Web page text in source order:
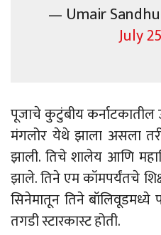
— Umair
July
पूजाचे कुटुंबीय
मंगलोर येथे झाला असला
झाली. तिचे शालेय आणि
झाले. तिने एम कॉमपर्यंतचे
सिनेमातून तिने बॉलिवूडमध्ये
तगडी स्टारकास्ट होती.